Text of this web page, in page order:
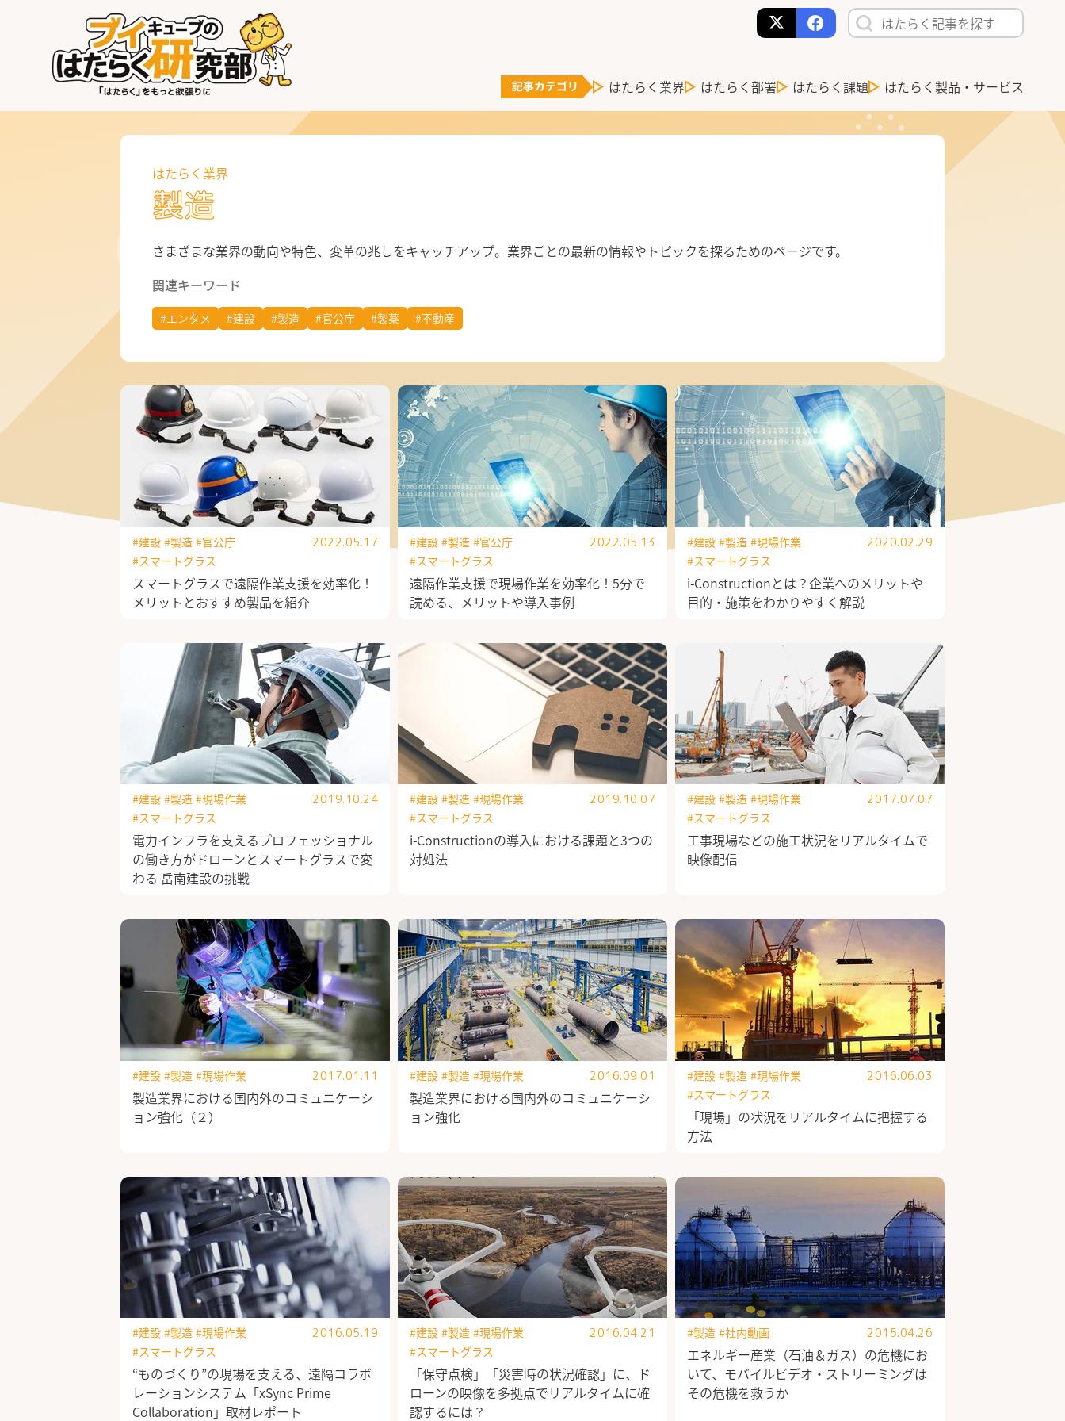
はたらく業界 はたらく部署 はたらく課題 はたらく製品・サービス
はたらく業界
はたらく部署
はたらく製品・サービス
公式Facebook
はたらく業界
製造
さまざまな業界の動向や特色、変革の兆しをキャッチアップ。業界ごとの最新の情報やトピックを探るためのページです。
関連キーワード
#エンタメ #建設 #製造 #官公庁 #製薬 #不動産
スマートグラスで遠隔作業支援を効率化！
メリットとおすすめ製品を紹介
#建設 #製造 #官公庁
#スマートグラス
2022.05.17
遠隔作業支援で現場作業を効率化！5分で
読める、メリットや導入事例
#建設 #製造 #官公庁
#スマートグラス
2022.05.13
i-Constructionとは？企業へのメリットや
目的・施策をわかりやすく解説
#建設 #製造 #現場作業
#スマートグラス
2020.02.29
電力インフラを支えるプロフェッショナル
の働き方がドローンとスマートグラスで変
わる 岳南建設の挑戦
#建設 #製造 #現場作業
#スマートグラス
2019.10.24
i-Constructionの導入における課題と3つの
対処法
#建設 #製造 #現場作業
#スマートグラス
2019.10.07
工事現場などの施工状況をリアルタイムで
映像配信
#建設 #製造 #現場作業
#スマートグラス
2017.07.07
製造業界における国内外のコミュニケーシ
ョン強化（２）
#建設 #製造 #現場作業 2017.01.11
製造業界における国内外のコミュニケーシ
ョン強化
#建設 #製造 #現場作業 2016.09.01
「現場」の状況をリアルタイムに把握する
方法
#建設 #製造 #現場作業
#スマートグラス
2016.06.03
“ものづくり”の現場を支える、遠隔コラボ
レーションシステム「xSync Prime
Collaboration」取材レポート
#建設 #製造 #現場作業
#スマートグラス
2016.05.19
「保守点検」「災害時の状況確認」に、ド
ローンの映像を多拠点でリアルタイムに確
認するには？
#建設 #製造 #現場作業
#スマートグラス
2016.04.21
エネルギー産業（石油＆ガス）の危機にお
いて、モバイルビデオ・ストリーミングは
その危機を救うか
#製造 #社内動画 2015.04.26